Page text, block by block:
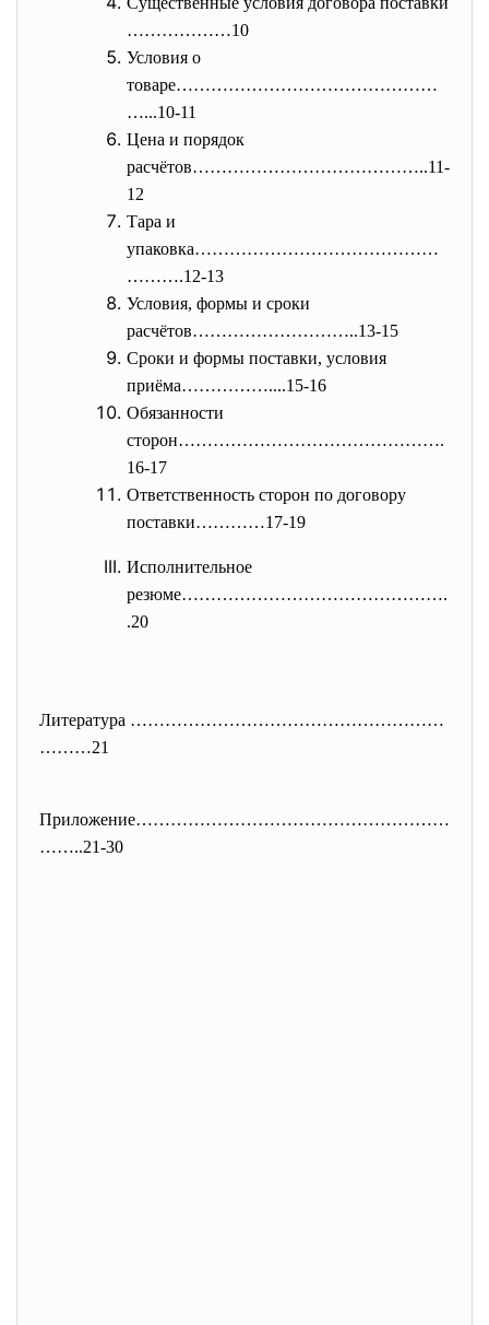
………………10
Условия о
товаре………………………………………
…...10-11
Цена и порядок
расчётов…………………………………..11-
12
Тара и
упаковка……………………………………
……….12-13
Условия, формы и сроки
расчётов………………………..13-15
Сроки и формы поставки, условия
приёма……………....15-16
Обязанности
сторон……………………………………….
16-17
Ответственность сторон по договору
поставки…………17-19
Исполнительное
резюме……………………………………….
.20
Литература ………………………………………………
………21
Приложение………………………………………………
……..21-30